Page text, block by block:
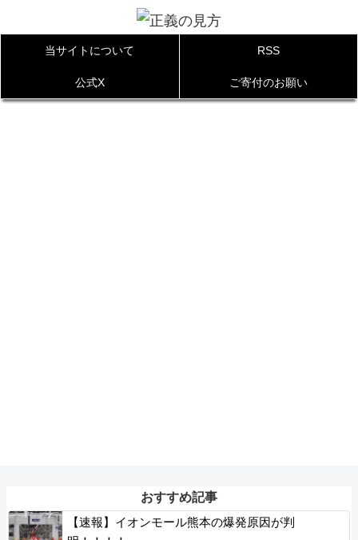
当サイトについて RSS
公式X ご寄付のお願い
おすすめ記事
【速報】イオンモール熊本の爆発原因が判